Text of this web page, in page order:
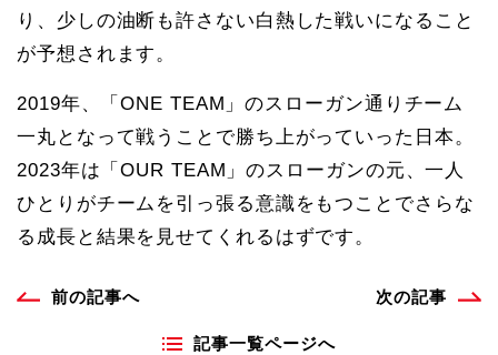
り、少しの油断も許さない白熱した戦いになること
が予想されます。
2019年、「ONE TEAM」のスローガン通りチーム
一丸となって戦うことで勝ち上がっていった日本。
2023年は「OUR TEAM」のスローガンの元、一人
ひとりがチームを引っ張る意識をもつことでさらな
る成長と結果を見せてくれるはずです。
前の記事へ
記事一覧ページへ
次の記事